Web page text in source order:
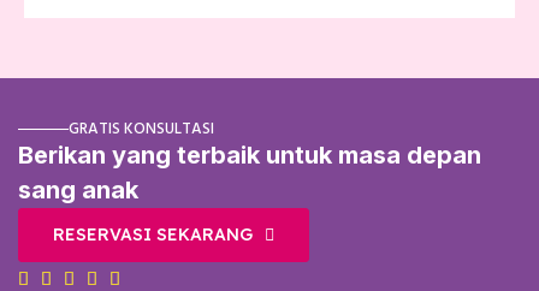
GRATIS KONSULTASI
Berikan yang terbaik untuk masa depan
sang anak
RESERVASI SEKARANG
    